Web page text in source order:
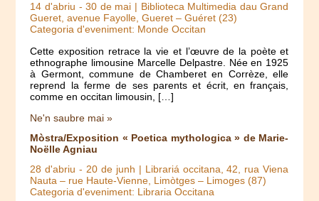
14 d'abriu -30 de mai | Biblioteca Multimedia dau Grand
Gueret, avenue Fayolle, Gueret – Guéret (23)
Categoria d'eveniment: Monde Occitan
Cette exposition retrace la vie et l’œuvre de la poète et
ethnographe limousine Marcelle Delpastre. Née en 1925
à Germont, commune de Chamberet en Corrèze, elle
reprend la ferme de ses parents et écrit, en français,
comme en occitan limousin, […]
Ne'n saubre mai »
Mòstra/Exposition « Poetica mythologica » de Marie-
Noëlle Agniau
28 d'abriu - 20 de junh | Librariá occitana, 42, rua Viena
Nauta – rue Haute-Vienne, Limòtges – Limoges (87)
Categoria d'eveniment: Libraria Occitana